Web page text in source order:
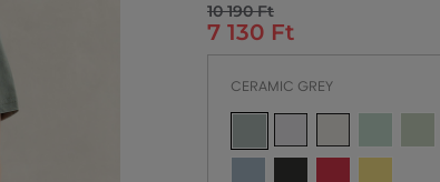
10 190 Ft
7 130 Ft
CERAMIC GREY